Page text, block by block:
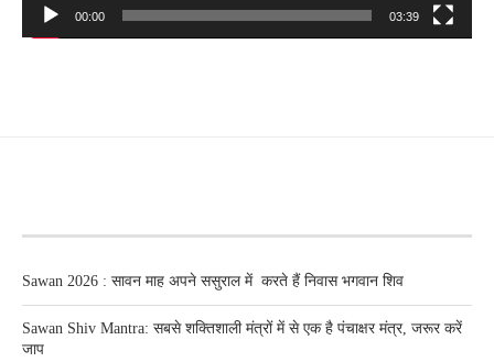
00:00 03:39
Sawan 2026 : सावन माह अपने ससुराल में करते हैं निवास भगवान शिव
Sawan Shiv Mantra: सबसे शक्तिशाली मंत्रों में से एक है पंचाक्षर मंत्र, जरूर करें
जाप